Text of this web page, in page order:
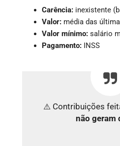
Carência: inexistente
Valor: média das
Valor mínimo: salário
Pagamento: INSS
⚠️ Contribuições
não geram